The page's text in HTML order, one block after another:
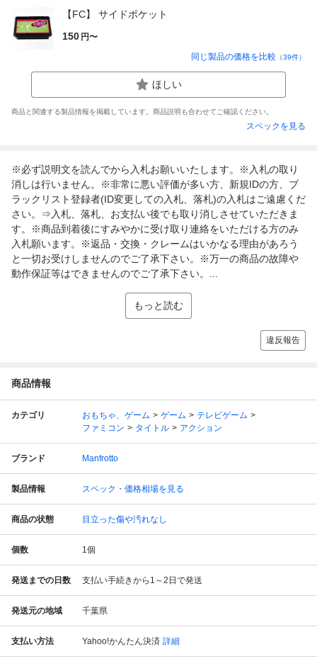
【FC】 サイドポケット
150 円〜
同じ製品の価格を比較 （39件）
ほしい
商品と関連する製品情報を掲載しています。商品説明も合わせてご確認ください。
スペックを見る
※必ず説明文を読んでから入札お願いいたします。※入札の取り
消しは行いません。※非常に悪い評価が多い方、新規IDの方、ブ
ラックリスト登録者(ID変更しての入札、落札)の入札はご遠慮くだ
さい。⇒入札、落札、お支払い後でも取り消しさせていただきま
す。※商品到着後にすみやかに受け取り連絡をいただける方のみ
入札願います。※返品・交換・クレームはいかなる理由があろう
と一切お受けしませんのでご了承下さい。※万一の商品の故障や
動作保証等はできませんのでご了承下さい。...
もっと読む
違反報告
商品情報
カテゴリ おもちゃ、ゲーム ゲーム
テレビゲーム
ファミコン
タイトル アクション
ブランド Manfrotto
製品情報 スペック・価格相場を見る
商品の状態 目立った傷や汚れなし
個数 1個
発送までの日数 支払い手続きから1～2日で発送
発送元の地域 千葉県
支払い方法 Yahoo!かんたん決済 詳細